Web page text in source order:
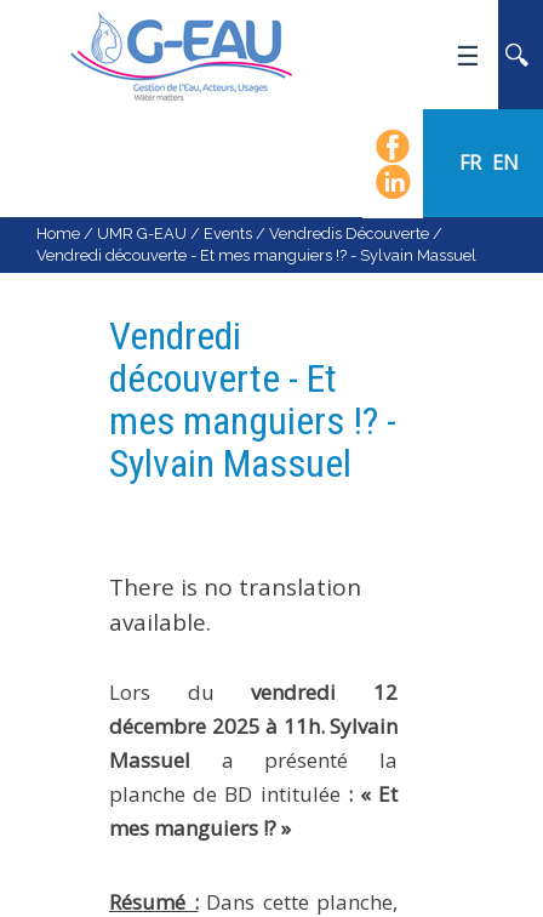
FR EN
NEWS
EVENTS
FLOW CHART
SCIENTIFIC FIELDS
GEOGRAPHIC LOCATIONS
COMPLETED PROJECTS
UMR NETWORKS
TRAINING COURSES
MASTER
Home / UMR G-EAU / Events / Vendredis Découverte /
Vendredi découverte - Et mes manguiers !? - Sylvain Massuel
Vendredi
découverte - Et
mes manguiers !? -
Sylvain Massuel
There is no translation
available.
Lors du vendredi 12
décembre 2025 à 11h. Sylvain
Massuel a
présenté la
planche de BD intitulée : « Et
mes manguiers !? »
Résumé :Dans cette planche,